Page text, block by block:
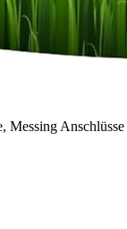
Messing